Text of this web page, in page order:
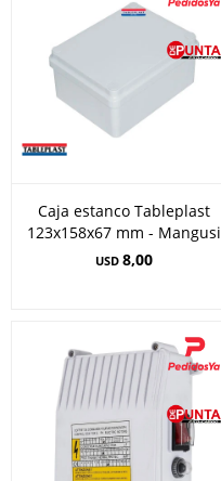
Caja estanco Tableplast
123x158x67 mm - Mangusi
USD 8,00